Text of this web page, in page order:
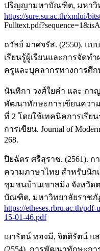
ปริญญามหาบัณฑิต, มหาวิท
https://sure.su.ac.th/xmlui/
ถวัลย์ มาศจรัส. (2550). แ
เรียนรู้ผู้เรียนและการจัดท
ครูและบุคลากรทางการศึ
นันทิกา วงศ์ใยคำ และ กา
พัฒนาทักษะการเขียนควา
ที่ 2 โดยใช้เทคนิคการเรีย
การเขียน. Journal of
268.
ปิยฉัตร ศรีสุราช. (2561).
ความภาษาไทย สำหรับนัก
ชุมชนบ้านเขาสมิง จังหวั
บัณฑิต, มหาวิทยาลัยราชภัฏ
https://etheses.rbru.ac.th/
15-01-46.pdf
เยารัตน์ ทองมี, จิตติรัตน์ แ
(2554). การพัฒนาทักษะกา